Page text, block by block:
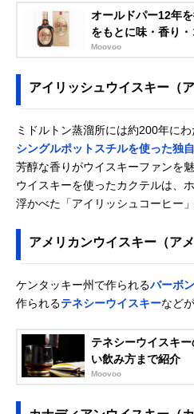
オールドパー12年
をもとに味・香り
Moovoo
アイリッシュウイスキー（
ミドルトン蒸溜所には約200年に
シングルポットスチルを使った独
芳醇な香りがウイスキーファンを
ウイスキーを使ったカクテルは、
浮かべた「アイリッシュコーヒー」
アメリカンウイスキー（アメ
ケンタッキー州で作られるバーボ
作られるテネシーウイスキーなど
テネシーウイスキ
い飲み方まで紹介
Moovoo